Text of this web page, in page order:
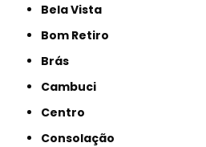
Bela Vista
Bom Retiro
Brás
Cambuci
Centro
Consolação